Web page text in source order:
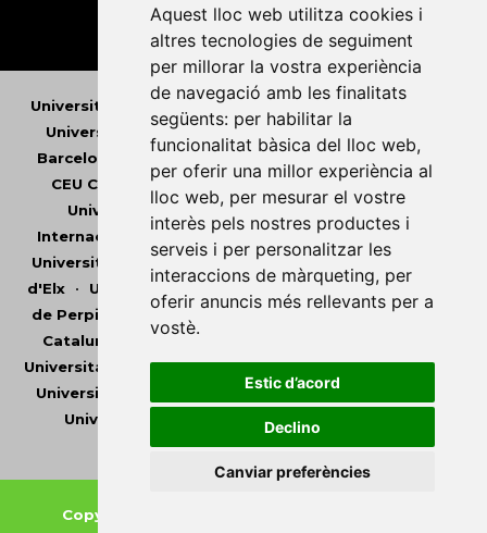
Aquest lloc web utilitza cookies i
altres tecnologies de seguiment
per millorar la vostra experiència
de navegació amb les finalitats
següents: per habilitar la
funcionalitat bàsica del lloc web,
per oferir una millor experiència al
lloc web, per mesurar el vostre
interès pels nostres productes i
serveis i per personalitzar les
interaccions de màrqueting, per
oferir anuncis més rellevants per a
vostè.
Estic d’acord
Declino
Canviar preferències
Universitat Abat Oliba CEU • Universitat d'Alacant
Universitat d'Andorra
•Universitat Autònoma de
Barcelona
Universitat de Barcelona • Universitat
CEU Cardenal Herrera
Universitat de Girona
•
Universitat de les Illes Balears
•
Universitat
Internacional de Catalunya
• Universitat Jaume I
Universitat de Lleida
•
Universitat Miguel Hernández
d'Elx• Universitat Oberta de Catalunya •Universitat
de Perpinyà Via Domitia
•
Universitat Politècnica de
Catalunya
Universitat Politècnica de València
Universitat Pompeu Fabra•Universitat Ramon Llull
Universitat Rovira i Virgili
•Universitat de Sàsser
Universitat de València
•Universitat de Vic -
Universitat Central de Catalunya
Copyright © 2026